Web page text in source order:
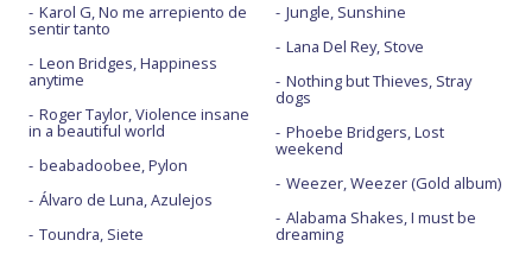
Karol G, No me arrepiento de
sentir tanto
Leon Bridges, Happiness
anytime
Roger Taylor, Violence insane
in a beautiful world
beabadoobee, Pylon
Álvaro de Luna, Azulejos
Toundra, Siete
Jungle, Sunshine
Lana Del Rey, Stove
Nothing but Thieves, Stray
dogs
Phoebe Bridgers, Lost
weekend
Weezer, Weezer (Gold album)
Alabama Shakes, I must be
dreaming